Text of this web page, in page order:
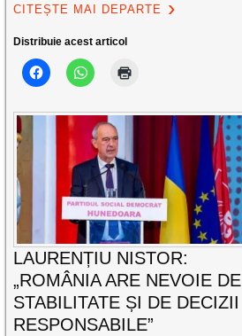
CITEȘTE MAI DEPARTE
Distribuie acest articol
LAURENȚIU NISTOR:
„ROMÂNIA ARE NEVOIE DE
STABILITATE ȘI DE DECIZII
RESPONSABILE”